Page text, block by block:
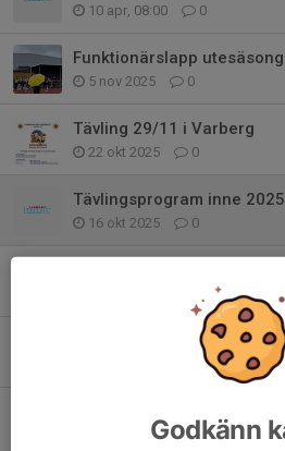
10 apr, 08:00 0
Funktionärslapp
5 nov 2025 0
Tävling 29/11 i Varberg
22 okt 2025 0
Tävlingsprogram inne
16 okt 2025 0
Träning i sommar
19 feb 2025 0
Godkänn